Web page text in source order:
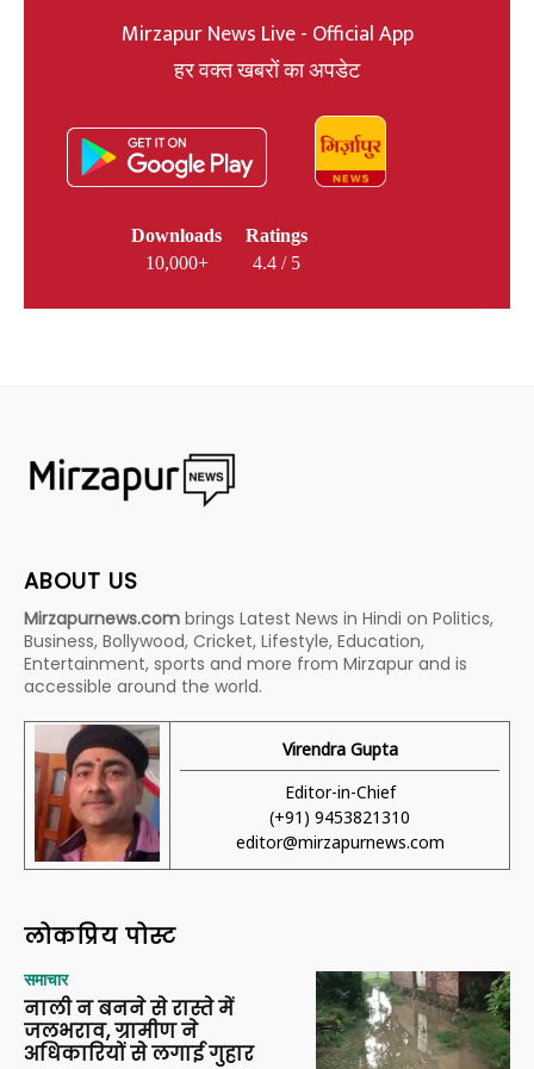
Mirzapur News Live - Official App
हर वक्त खबरों का अपडेट
Downloads
10,000+
Ratings
4.4 / 5
ABOUT US
Mirzapurnews.com brings Latest News in Hindi on Politics,
Business, Bollywood, Cricket, Lifestyle, Education,
Entertainment, sports and more from Mirzapur and is
accessible around the world.
Virendra Gupta
Editor-in-Chief
(+91) 9453821310
editor@mirzapurnews.com
लोकप्रिय पोस्ट
समाचार
नाली न बनने से रास्ते में
जलभराव, ग्रामीण ने
अधिकारियों से लगाई गुहार